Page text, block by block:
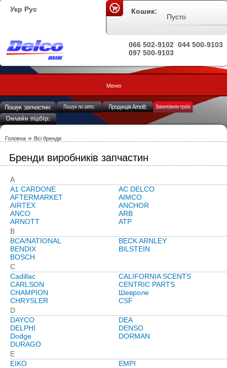
Укр Рус
044 500-9103
066 502-9102
097 500-9103
Кошик:
Пусто
Меню
Головна » Всі бренди
Бренди виробників запчастин
A
A1 CARDONE
AC DELCO
AFTERMARKET
AIMCO
AIRTEX
ANCHOR
ANCO
ARB
ARNOTT
ATP
B
BCA/NATIONAL
BECK ARNLEY
BENDIX
BILSTEIN
BOSCH
C
Cadillac
CALIFORNIA SCENTS
CARLSON
CENTRIC PARTS
CHAMPION
Шевроле
CHRYSLER
CSF
D
DAYCO
DEA
DELPHI
DENSO
Dodge
DORMAN
DURAGO
E
EIKO
EMPI